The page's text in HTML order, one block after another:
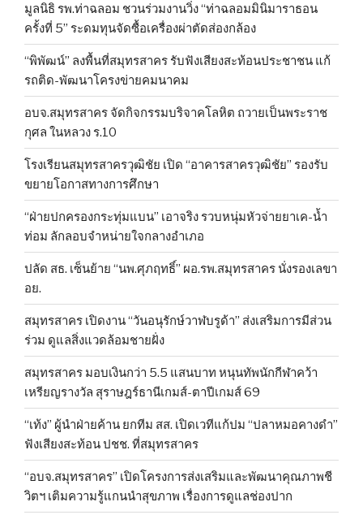
มูลนิธิ รพ.ท่าฉลอม ชวนร่วมงานวิ่ง “ท่าฉลอมมินิมาราธอน
ครั้งที่ 5” ระดมทุนจัดซื้อเครื่องผ่าตัดส่องกล้อง
“พิพัฒน์” ลงพื้นที่สมุทรสาคร รับฟังเสียงสะท้อนประชาชน แก้
รถติด-พัฒนาโครงข่ายคมนาคม
อบจ.สมุทรสาคร จัดกิจกรรมบริจาคโลหิต ถวายเป็นพระราช
กุศล ในหลวง ร.10
โรงเรียนสมุทรสาครวุฒิชัย เปิด “อาคารสาครวุฒิชัย” รองรับ
ขยายโอกาสทางการศึกษา
“ฝ่ายปกครองกระทุ่มแบน” เอาจริง รวบหนุ่มหัวจ่ายยาเค-น้ำ
ท่อม ลักลอบจำหน่ายใจกลางอำเภอ
ปลัด สธ. เซ็นย้าย “นพ.ศุภฤทธิ์” ผอ.รพ.สมุทรสาคร นั่งรองเลขา
อย.
สมุทรสาคร เปิดงาน “วันอนุรักษ์วาฬบรูด้า” ส่งเสริมการมีส่วน
ร่วม ดูแลสิ่งแวดล้อมชายฝั่ง
สมุทรสาคร มอบเงินกว่า 5.5 แสนบาท หนุนทัพนักกีฬาคว้า
เหรียญรางวัล สุราษฎร์ธานีเกมส์-ตาปีเกมส์ 69
“เท้ง” ผู้นำฝ่ายค้าน ยกทีม สส. เปิดเวทีแก้ปม “ปลาหมอคางดำ”
ฟังเสียงสะท้อน ปชช. ที่สมุทรสาคร
“อบจ.สมุทรสาคร” เปิดโครงการส่งเสริมและพัฒนาคุณภาพชี
วิตฯ เติมความรู้แกนนำสุขภาพ เรื่องการดูแลช่องปาก